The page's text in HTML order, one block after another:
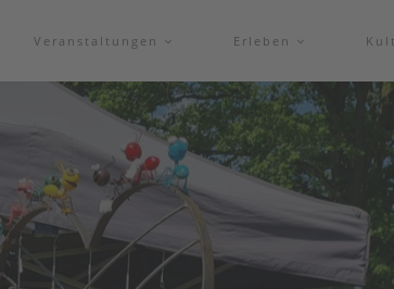
Veranstaltungen Erleben